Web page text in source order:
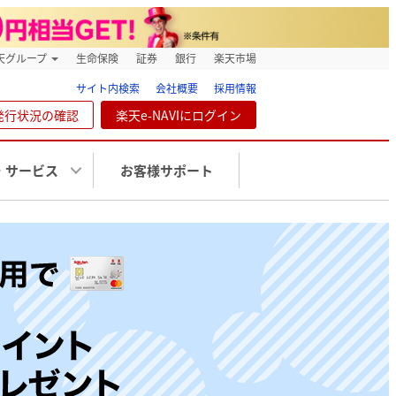
グループ 生命保険 証券 銀行
楽天市場
サイト内検索
会社概要 採用情報
状況の確認 楽天e-NAVIにログイン
サービス お客様サポート